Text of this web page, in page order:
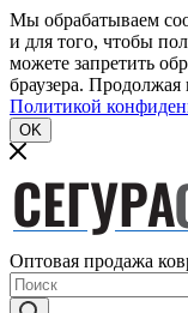
Мы обрабатываем
и для того, чтобы
можете запретить
браузера. Продолжая
Политикой
OK
Оптовая продажа